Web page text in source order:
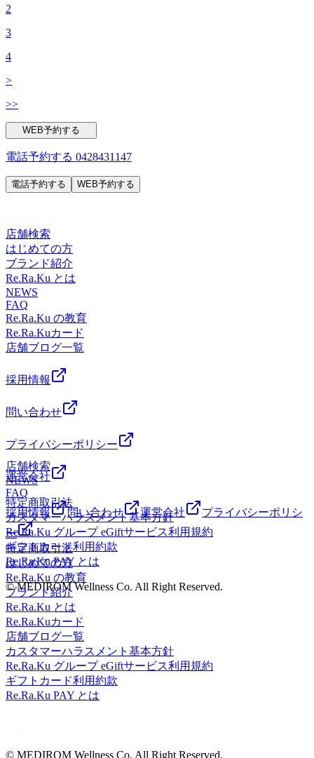
*.。・*.。・*『肩甲骨ケア&amp;骨盤ストレッチ』を取り入
れたリラク系ボディケア♪〈営業時間〉終日:10時00分～21時
多摩平の森3FRe.Ra.Ku イオンモール多摩平の森店〈アクセ
ス〉JR中央線豊田駅から徒歩5分八王子駅・日野駅・立川駅
スメ♪飛鳥ドライビングスクール・多摩平図書館から徒歩10
分圏内。〈電話番号〉042-843-1147 ※オンラインで△や×と
表示されていてもご案内出来る場合があります。お気軽にお
問い合わせください^^
けももうすぐですね。いかがお過ごしでしょうか昨日は場所
湿度が高く蒸し暑い一日でしたね。お疲れを感じていらっし
ゃる方もいるのではないでしょうか？週末のボディケアでス
ごしください♪・*.。・*.。・*.。・*.。・*.。・。 。。・
れたリラク系ボディケア♪〈営業時間〉終日:10時00分～21時
(20時20分最終受付)〈住所〉日野市多摩平2-4-1 イオンモール
多摩平の森3FRe.Ra.Ku イオンモール多摩平の森店〈アクセ
ス〉JR中央線豊田駅から徒歩5分八王子駅・日野駅・立川駅
スメ♪飛鳥ドライビングスクール・多摩平図書館から徒歩10
問い合わせください^^
2
3
4
>
>>
WEB予約する
電話予約する 0428431147
電話予約する WEB予約する
店舗検索
はじめての方
ブランド紹介
Re.Ra.Ku とは
NEWS
FAQ
Re.Ra.Ku の教育
Re.Ra.Kuカード
店舗ブログ一覧
採用情報
問い合わせ
プライバシーポリシー
運営会社
特定商取引法
カスタマーハラスメント基本方針
Re.Ra.Ku グループ eGiftサービス利用規約
ギフトカード利用約款
Re.Ra.Ku PAY とは
© MEDIROM Wellness Co. All Right Reserved.
店舗検索
NEWS
FAQ
採用情報
問い合わせ 運営会社
プライバシーポリシ
ー
特定商取引法
はじめての方
Re.Ra.Ku の教育
ブランド紹介
Re.Ra.Ku とは
Re.Ra.Kuカード
店舗ブログ一覧
カスタマーハラスメント基本方針
Re.Ra.Ku グループ eGiftサービス利用規約
ギフトカード利用約款
Re.Ra.Ku PAY とは
© MEDIROM Wellness Co. All Right Reserved.